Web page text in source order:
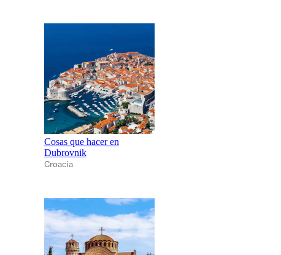
Cosas que hacer en
Dubrovnik
Croacia